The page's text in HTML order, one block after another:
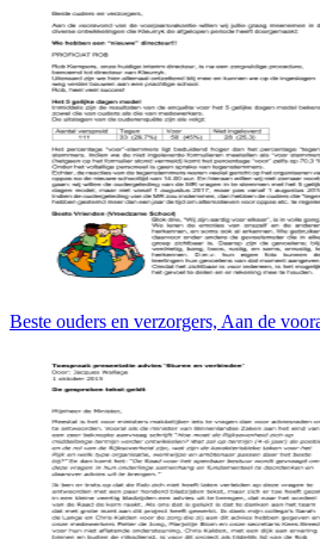
Beste ouders en verzorgers, Aan de